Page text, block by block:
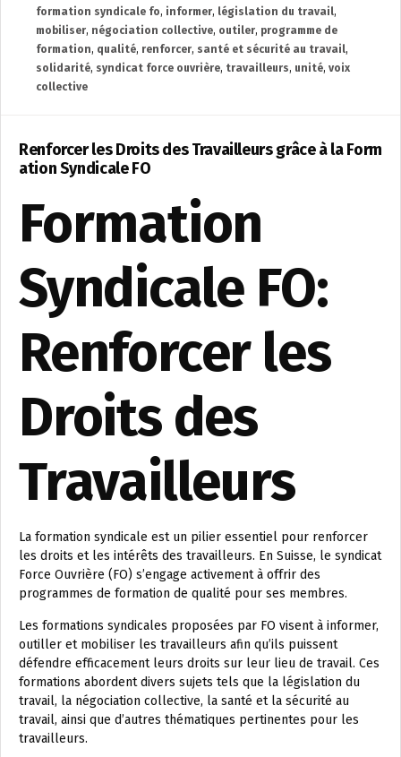
formation syndicale fo, informer, législation du travail,
mobiliser, négociation collective, outiler, programme de
formation, qualité, renforcer, santé et sécurité au travail,
solidarité, syndicat force ouvrière, travailleurs, unité, voix
collective
Renforcer les Droits des Travailleurs grâce à la Form
ation Syndicale FO
Formation
Syndicale FO:
Renforcer les
Droits des
Travailleurs
La formation syndicale est un pilier essentiel pour renforcer
les droits et les intérêts des travailleurs. En Suisse, le syndicat
Force Ouvrière (FO) s’engage activement à offrir des
programmes de formation de qualité pour ses membres.
Les formations syndicales proposées par FO visent à informer,
outiller et mobiliser les travailleurs afin qu’ils puissent
défendre efficacement leurs droits sur leur lieu de travail. Ces
formations abordent divers sujets tels que la législation du
travail, la négociation collective, la santé et la sécurité au
travail, ainsi que d’autres thématiques pertinentes pour les
travailleurs.